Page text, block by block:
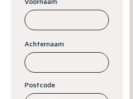
Achternaam
Postcode